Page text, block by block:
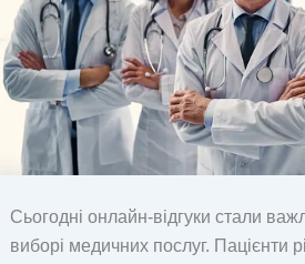
Сьогодні онлайн-відгуки стали
виборі медичних послуг. Пацієнти